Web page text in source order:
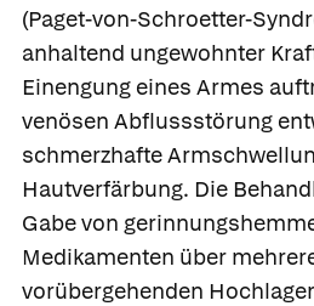
(Paget-von-Schroetter-
anhaltend ungewohnter
Einengung eines Armes
venösen Abflussstörung
schmerzhafte
Hautverfärbung. Die
Gabe von
Medikamenten über
vorübergehenden